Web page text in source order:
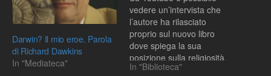
Darwin? Il mio eroe. Parola
di Richard Dawkins
In "Mediateca"
vedere un’intervista che
l’autore ha rilasciato
proprio sul nuovo libro
dove spiega la sua
posizione sulla religiosità.
Nello stesso sito si
In "Biblioteca"